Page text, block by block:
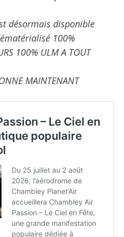
désormais disponible
100%
100% ULMA TOUT
MAINTENANT